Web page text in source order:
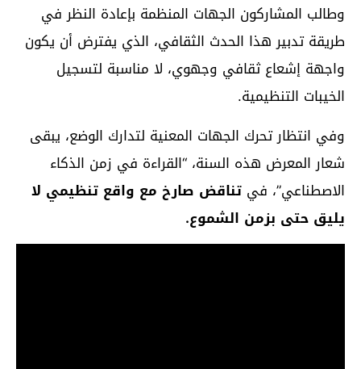
وطالب المشاركون الجهات المنظمة بإعادة النظر في
طريقة تدبير هذا الحدث الثقافي، الذي يفترض أن يكون
واجهة إشعاع ثقافي وجهوي، لا مناسبة لتسجيل
الخيبات التنظيمية.
وفي انتظار تحرك الجهات المعنية لتدارك الوضع، يبقى
شعار المعرض هذه السنة، “القراءة في زمن الذكاء
الاصطناعي”، في تناقض صارخ مع واقع تنظيمي لا
يليق حتى بزمن الشموع.